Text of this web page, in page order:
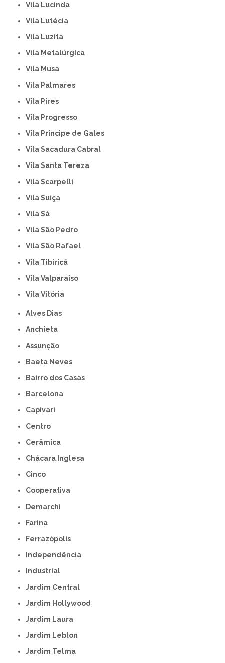
Vila Lucinda
Vila Lutécia
Vila Luzita
Vila Metalúrgica
Vila Musa
Vila Palmares
Vila Pires
Vila Progresso
Vila Príncipe de Gales
Vila Sacadura Cabral
Vila Santa Tereza
Vila Scarpelli
Vila Suíça
Vila Sá
Vila São Pedro
Vila São Rafael
Vila Tibiriçá
Vila Valparaíso
Vila Vitória
Alves Dias
Anchieta
Assunção
Baeta Neves
Bairro dos Casas
Barcelona
Capivari
Centro
Cerâmica
Chácara Inglesa
Cinco
Cooperativa
Demarchi
Farina
Ferrazópolis
Independência
Industrial
Jardim Central
Jardim Hollywood
Jardim Laura
Jardim Leblon
Jardim Telma